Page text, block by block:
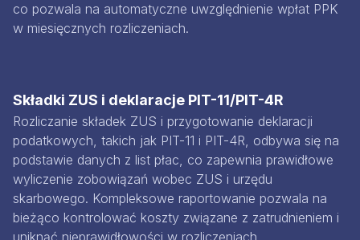
co pozwala na automatyczne uwzględnienie wpłat PPK
w miesięcznych rozliczeniach.
Składki ZUS i deklaracje PIT-11/PIT-4R
Rozliczanie składek ZUS i przygotowanie deklaracji
podatkowych, takich jak PIT-11 i PIT-4R, odbywa się na
podstawie danych z list płac, co zapewnia prawidłowe
wyliczenie zobowiązań wobec ZUS i urzędu
skarbowego. Kompleksowe raportowanie pozwala na
bieżąco kontrolować koszty związane z zatrudnieniem i
uniknąć nieprawidłowości w rozliczeniach.